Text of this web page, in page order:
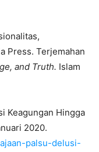
Press. Terjemahan
and Truth. Islam
Keagungan Hingga
2020.
palsu-delusi-